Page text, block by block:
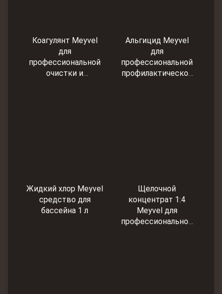
Коагулянт Meyvel
для
профессиональной
очистки и
Альгицид Meyvel
для
профессиональной
профилактической
Жидкий хлор Meyvel
средство для
бассейна 1 л
Щелочной
концентрат 1:4
Meyvel для
профессиональной